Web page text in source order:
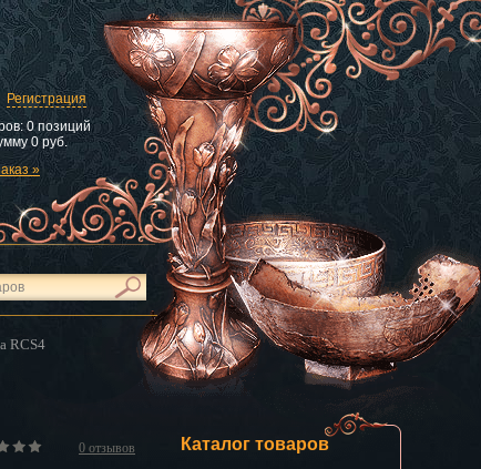
Регистрация
0 позиций
0 руб.
»
RCS4
0 отзывов Каталог товаров